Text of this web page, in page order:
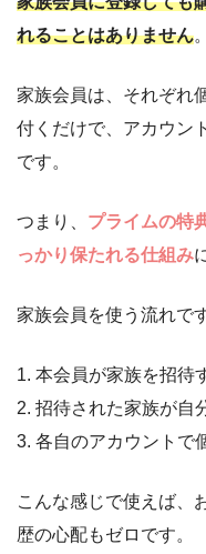
れることはありません。
家族会員は、それぞれ
付くだけで、アカウン
です。
つまり、 プライムの特
っかり保たれる仕組み
家族会員を使う流れで
1. 本会員が家族を招待
2. 招待された家族が自
3. 各自のアカウントで
こんな感じで使えば、
歴の心配もゼロです。